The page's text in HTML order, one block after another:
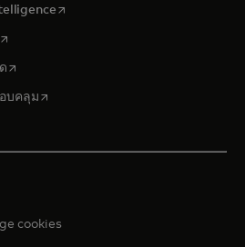
opens in a new tab
opens in a new tab
opens in a new tab
บคลุมopens in a new tab
cookies